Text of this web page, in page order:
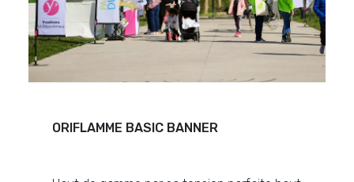
ORIFLAMME BASIC BANNER